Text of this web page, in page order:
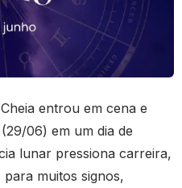
entrou em cena e
06) em um dia de
lunar pressiona carreira,
muitos signos,